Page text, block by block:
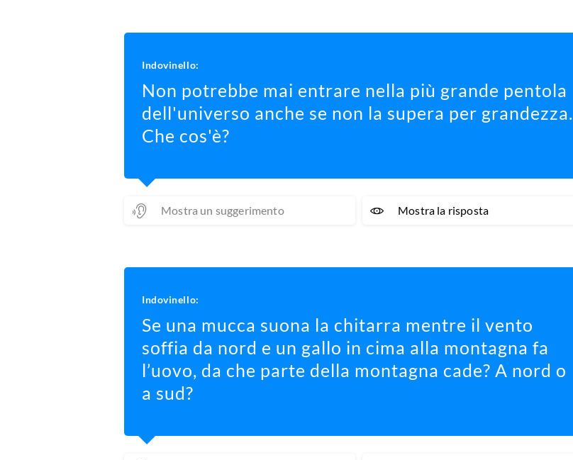
Indovinello:
Non potrebbe mai entrare nella più grande pentola
dell'universo anche se non la supera per grandezza.
Che cos'è?
Mostra un suggerimento Mostra la risposta
Indovinello:
Se una mucca suona la chitarra mentre il vento
soffia da nord e un gallo in cima alla montagna fa
l’uovo, da che parte della montagna cade? A nord o
a sud?